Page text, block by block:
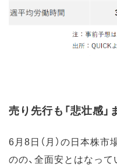
売り先行も「悲壮感
6月8日（月）の日本株市
のの、全面安とはなっ